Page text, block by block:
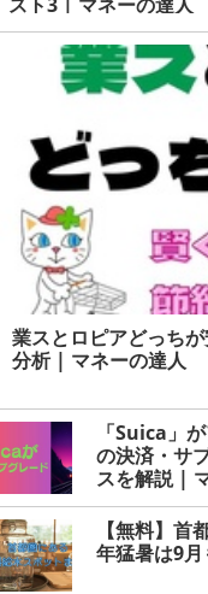
業スとロピアどっち
分析 | マネーの達人
「Suica」
の決済・サ
スを解説 |
【無料】
年猛暑は9